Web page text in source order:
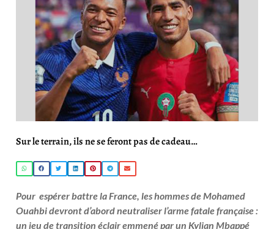
Sur le terrain, ils ne se feront pas de cadeau…
Pour espérer battre la France, les hommes de Mohamed
Ouahbi devront d’abord neutraliser l’arme fatale française :
un jeu de transition éclair emmené par un Kylian Mbappé